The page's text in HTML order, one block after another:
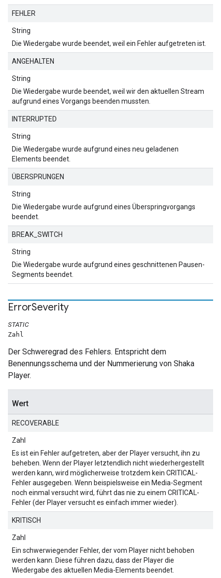
FEHLER
String
Die Wiedergabe wurde beendet, weil ein Fehler aufgetreten ist.
ANGEHALTEN
String
Die Wiedergabe wurde beendet, weil wir den aktuellen Stream
aufgrund eines Vorgangs beenden mussten.
INTERRUPTED
String
Die Wiedergabe wurde aufgrund eines neu geladenen
Elements beendet.
ÜBERSPRUNGEN
String
Die Wiedergabe wurde aufgrund eines Überspringvorgangs
beendet.
BREAK_SWITCH
String
Die Wiedergabe wurde aufgrund eines geschnittenen Pausen-
Segments beendet.
ErrorSeverity
STATIC
Zahl
Der Schweregrad des Fehlers. Entspricht dem
Benennungsschema und der Nummerierung von Shaka
Player.
Wert
RECOVERABLE
Zahl
Es ist ein Fehler aufgetreten, aber der Player versucht, ihn zu
beheben. Wenn der Player letztendlich nicht wiederhergestellt
werden kann, wird möglicherweise trotzdem kein CRITICAL-
Fehler ausgegeben. Wenn beispielsweise ein Media-Segment
noch einmal versucht wird, führt das nie zu einem CRITICAL-
Fehler (der Player versucht es einfach immer wieder).
KRITISCH
Zahl
Ein schwerwiegender Fehler, der vom Player nicht behoben
werden kann. Diese führen dazu, dass der Player die
Wiedergabe des aktuellen Media-Elements beendet.